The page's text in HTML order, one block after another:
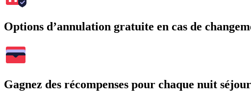
Options d’annulation gratuite en cas de
Gagnez des récompenses pour chaque nuit